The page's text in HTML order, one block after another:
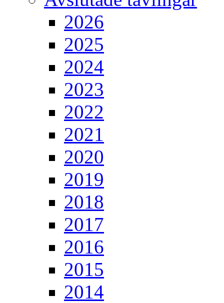
2026
2025
2024
2023
2022
2021
2020
2019
2018
2017
2016
2015
2014